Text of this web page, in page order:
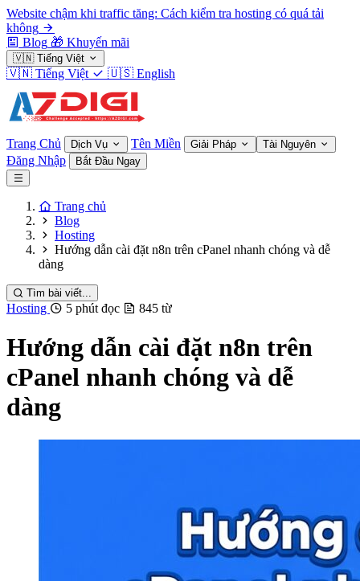
Website chậm khi traffic tăng: Cách kiểm tra hosting có quá tải
không
Blog 🎁 Khuyến mãi
🇻🇳 Tiếng Việt
🇻🇳 Tiếng Việt 🇺🇸 English
Trang Chủ Dịch Vụ Tên Miền Giải Pháp Tài Nguyên
Đăng Nhập Bắt Đầu Ngay
Trang chủ
Blog
Hosting
Hướng dẫn cài đặt n8n trên cPanel nhanh chóng và dễ
dàng
Tìm bài viết...
Hosting 5 phút đọc 845 từ
Hướng dẫn cài đặt n8n trên
cPanel nhanh chóng và dễ
dàng